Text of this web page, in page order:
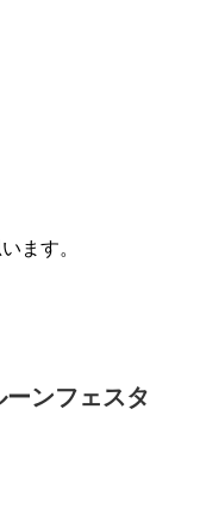
ます。
ンフェスタ